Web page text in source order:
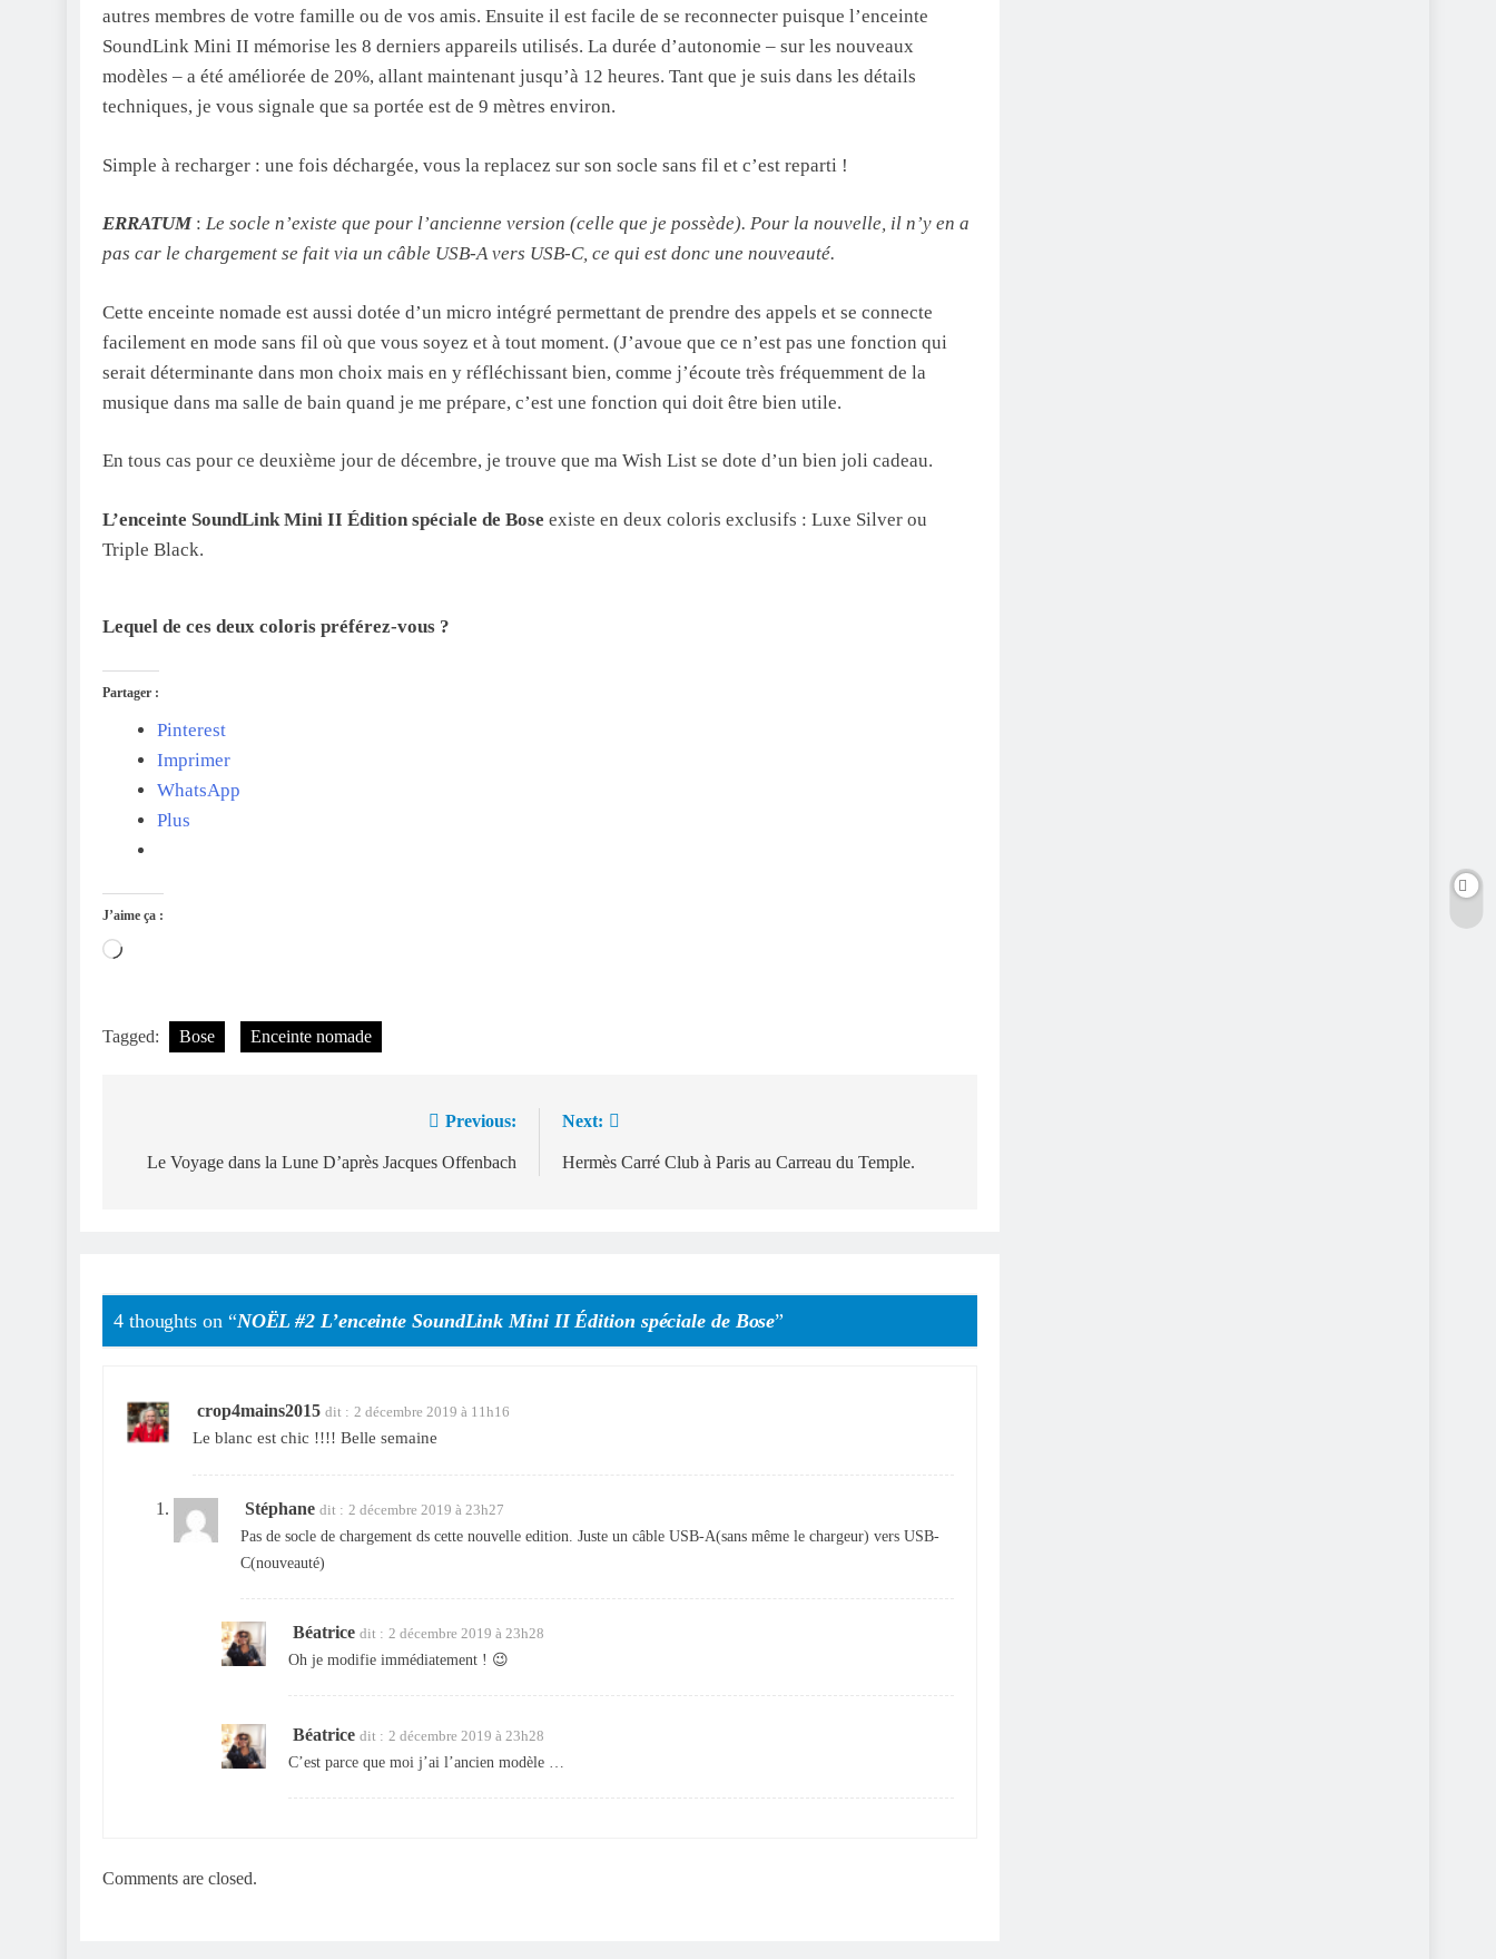
autres membres de votre famille ou de vos amis. Ensuite il est facile de se reconnecter puisque l’enceinte
SoundLink Mini II mémorise les 8 derniers appareils utilisés. La durée d’autonomie – sur les nouveaux
modèles – a été améliorée de 20%, allant maintenant jusqu’à 12 heures. Tant que je suis dans les détails
techniques, je vous signale que sa portée est de 9 mètres environ.
Simple à recharger : une fois déchargée, vous la replacez sur son socle sans fil et c’est reparti !
ERRATUM: Le socle n’existe que pour l’ancienne version (celle que je possède). Pour la nouvelle, il n’y en a
pas car le chargement se fait via un câble USB-A vers USB-C, ce qui est donc une nouveauté.
Cette enceinte nomade est aussi dotée d’un micro intégré permettant de prendre des appels et se connecte
facilement en mode sans fil où que vous soyez et à tout moment. (J’avoue que ce n’est pas une fonction qui
serait déterminante dans mon choix mais en y réfléchissant bien, comme j’écoute très fréquemment de la
musique dans ma salle de bain quand je me prépare, c’est une fonction qui doit être bien utile.
En tous cas pour ce deuxième jour de décembre, je trouve que ma Wish List se dote d’un bien joli cadeau.
L’enceinte SoundLink Mini II Édition spéciale de Bose existe en deux coloris exclusifs : Luxe Silver ou
Triple Black.
Lequel de ces deux coloris préférez-vous ?
Partager :
Pinterest
Imprimer
WhatsApp
Plus
J’aime ça :
Chargement…
Tagged: Bose Enceinte nomade
de
Previous:
Le Voyage dans la Lune D’après Jacques Offenbach
Next:
Hermès Carré Club à Paris au Carreau du Temple.
4 thoughts on “NOËL #2 L’enceinte SoundLink Mini II Édition spéciale de Bose”
crop4mains2015 dit : 2 décembre 2019 à 11h16
Le blanc est chic !!!! Belle semaine
Stéphane dit : 2 décembre 2019 à 23h27
Pas de socle de chargement ds cette nouvelle edition. Juste un câble USB-A(sans même le chargeur) vers USB-
C(nouveauté)
Béatrice dit : 2 décembre 2019 à 23h28
Oh je modifie immédiatement ! 😉
Béatrice dit : 2 décembre 2019 à 23h28
C’est parce que moi j’ai l’ancien modèle …
Comments are closed.